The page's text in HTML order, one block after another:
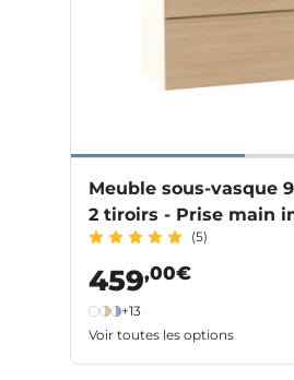
Meuble sous-vasque
2 tiroirs - Prise main
PHOENIX
(5)
459,00€
+13
Voir toutes les options